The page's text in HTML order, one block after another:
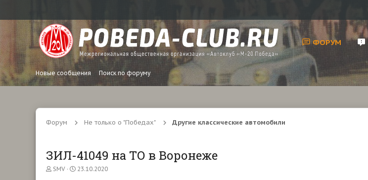
ФОРУМ
Новые сообщения Поиск по форуму
Форум Не только о "Победах" Другие классические автомобили
ЗИЛ-41049 на ТО в Воронеже
А
SMV
Д
23.10.2020